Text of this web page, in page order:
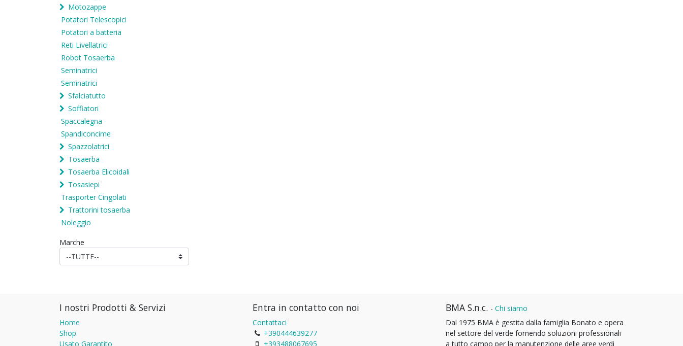
Motozappe
Potatori Telescopici
Potatori a batteria
Reti Livellatrici
Robot Tosaerba
Seminatrici
Seminatrici
Sfalciatutto
Soffiatori
Spaccalegna
Spandiconcime
Spazzolatrici
Tosaerba
Tosaerba Elicoidali
Tosasiepi
Trasporter Cingolati
Trattorini tosaerba
Noleggio
Marche
I nostri Prodotti & Servizi
Home
Shop
Usato Garantito
Entra in contatto con noi
Contattaci
+390444639277
+393488067695
BMA S.n.c. - Chi siamo
Dal 1975 BMA è gestita dalla famiglia Bonato e opera
nel settore del verde fornendo soluzioni professionali
a tutto campo per la manutenzione delle aree verdi